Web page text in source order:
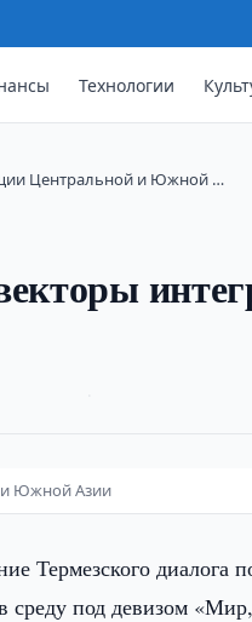
Технологии
Центральной и Южной …
и Южной Азии
Термезского диалога
под девизом «Мир,